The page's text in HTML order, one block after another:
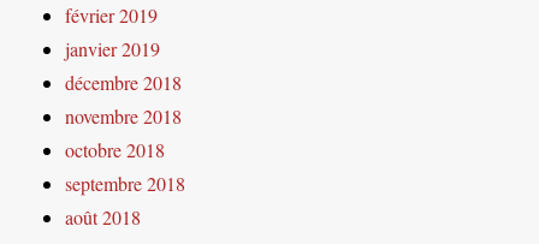
février 2019
janvier 2019
décembre 2018
novembre 2018
octobre 2018
septembre 2018
août 2018